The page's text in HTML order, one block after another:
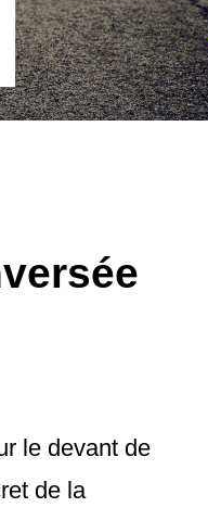
le devant de
de la